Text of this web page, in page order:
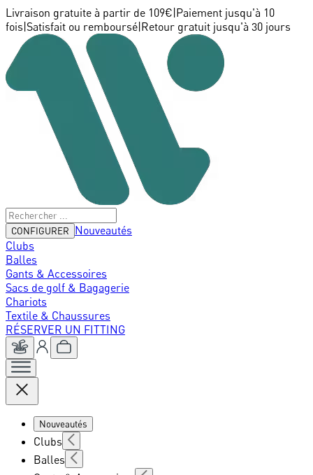
Livraison gratuite à partir de 109€ Paiement jusqu'à 10
fois Satisfait ou remboursé Retour gratuit jusqu'à 30 jours
CONFIGURER
Nouveautés
Clubs
Balles
Gants & Accessoires
Sacs de golf & Bagagerie
Chariots
Textile & Chaussures
RÉSERVER UN FITTING
Nouveautés
Clubs
Balles